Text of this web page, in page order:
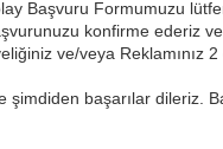
Başvuru Formumuzu
konfirme ederiz ve
ve/veya Reklamınız
şimdiden başarılar dileriz.